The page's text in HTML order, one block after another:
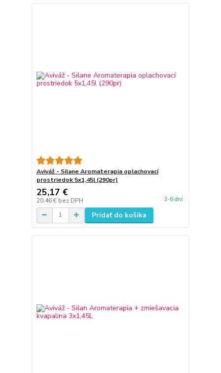
Aviváž - Silane Aromaterapia oplachovací
prostriedok 5x1,45l (290pr)
25,17 €
20,46 € bez DPH 3-6 dní
Pridať do košíka